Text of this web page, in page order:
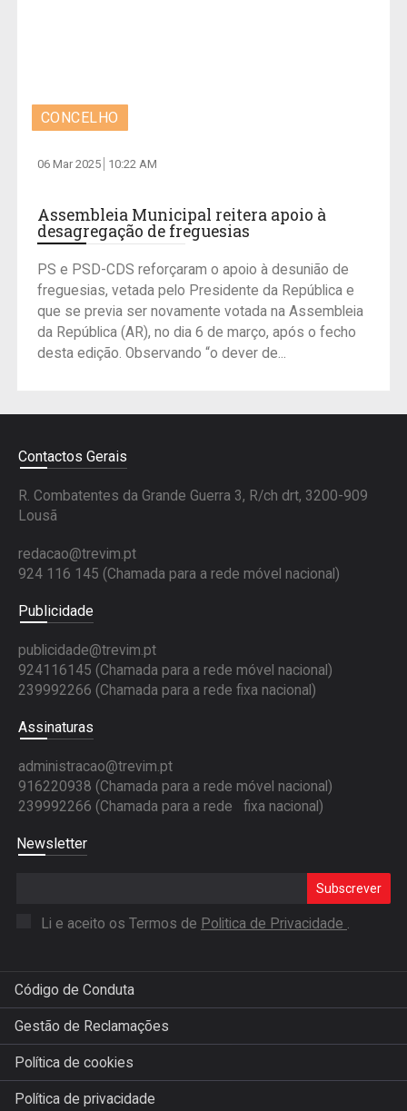
CONCELHO
06 Mar 2025 10:22 AM
Assembleia Municipal reitera apoio à
desagregação de freguesias
PS e PSD-CDS reforçaram o apoio à desunião de
freguesias, vetada pelo Presidente da República e
que se previa ser novamente votada na Assembleia
da República (AR), no dia 6 de março, após o fecho
desta edição. Observando “o dever de...
Contactos Gerais
R. Combatentes da Grande Guerra 3, R/ch drt, 3200-909
Lousã
redacao@trevim.pt
924 116 145 (Chamada para a rede móvel nacional)
Publicidade
publicidade@trevim.pt
924116145 (Chamada para a rede móvel nacional)
239992266 (Chamada para a rede fixa nacional)
Assinaturas
administracao@trevim.pt
916220938 (Chamada para a rede móvel nacional)
239992266 (Chamada para a rede fixa nacional)
Newsletter
Subscrever
Li e aceito os Termos de Politica de Privacidade .
Código de Conduta
Gestão de Reclamações
Política de cookies
Política de privacidade